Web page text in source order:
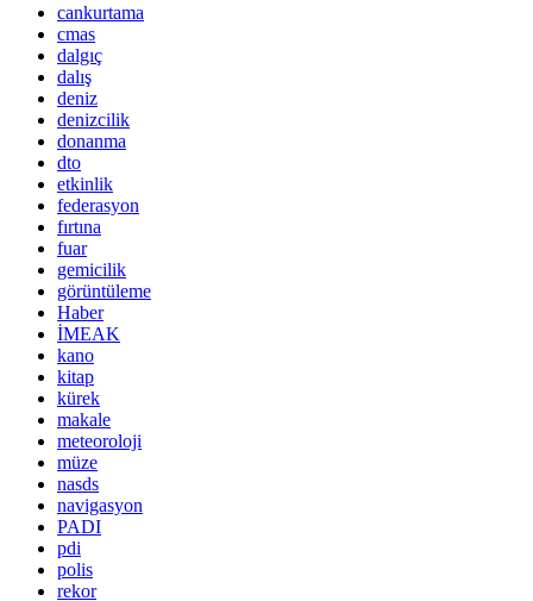
cankurtama
cmas
dalgıç
dalış
deniz
denizcilik
donanma
dto
etkinlik
federasyon
fırtına
fuar
gemicilik
görüntüleme
Haber
İMEAK
kano
kitap
kürek
makale
meteoroloji
müze
nasds
navigasyon
PADI
pdi
polis
rekor